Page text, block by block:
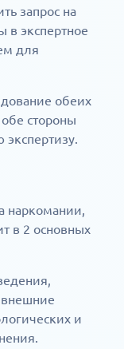
запрос на
в экспертное
для
обеих
стороны
наркомании,
в 2 основных
внешние
и